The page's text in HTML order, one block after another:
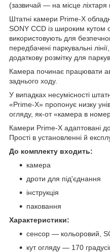
(зазвичай — на місце ліхтаря
Штатні камери Prime-X
SONY CCD із широким кутом
використовують для
передбачені паркувальні
додаткову розмітку для
Камера починає працювати
заднього ходу.
У випадках несумісності
«Prime-X» пропонує низку
огляду, як-от «камера в
Камери Prime-X адаптовані
Прості в установленні й
До комплекту входить:
камера
дроти для під'єднання
інструкція
паковання
Характеристики:
сенсор — кольоровий,
кут огляду — 170